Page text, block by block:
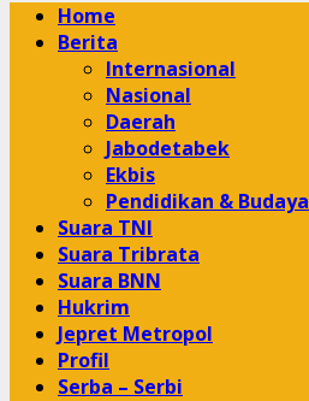
Primary
Menu
Home
Berita
Internasional
Nasional
Daerah
Jabodetabek
Ekbis
Pendidikan & Budaya
Suara TNI
Suara Tribrata
Suara BNN
Hukrim
Jepret Metropol
Profil
Serba – Serbi